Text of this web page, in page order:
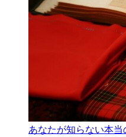
あなたが知らない本